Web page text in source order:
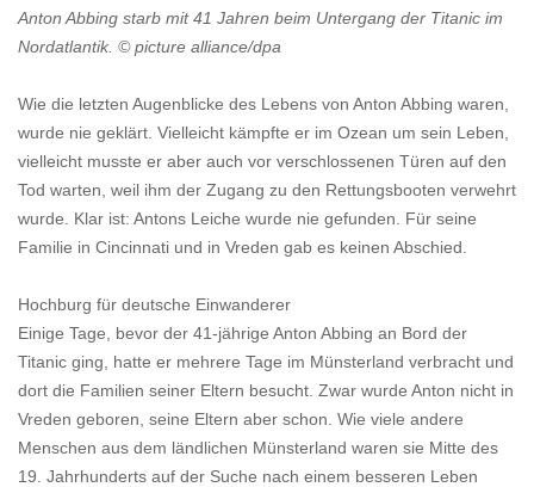
Anton Abbing starb mit 41 Jahren beim Untergang der Titanic im
Nordatlantik. © picture alliance/dpa
Wie die letzten Augenblicke des Lebens von Anton Abbing waren,
wurde nie geklärt. Vielleicht kämpfte er im Ozean um sein Leben,
vielleicht musste er aber auch vor verschlossenen Türen auf den
Tod warten, weil ihm der Zugang zu den Rettungsbooten verwehrt
wurde. Klar ist: Antons Leiche wurde nie gefunden. Für seine
Familie in Cincinnati und in Vreden gab es keinen Abschied.
Hochburg für deutsche Einwanderer
Einige Tage, bevor der 41-jährige Anton Abbing an Bord der
Titanic ging, hatte er mehrere Tage im Münsterland verbracht und
dort die Familien seiner Eltern besucht. Zwar wurde Anton nicht in
Vreden geboren, seine Eltern aber schon. Wie viele andere
Menschen aus dem ländlichen Münsterland waren sie Mitte des
19. Jahrhunderts auf der Suche nach einem besseren Leben